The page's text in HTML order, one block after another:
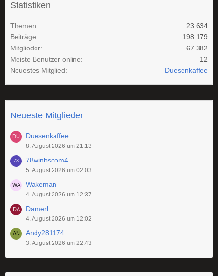
Statistiken
Themen
23.634
Beiträge
198.179
Mitglieder
67.382
Meiste Benutzer online
12
Neuestes Mitglied
Duesenkaffee
Neueste Mitglieder
Duesenkaffee
8. August 2026 um 21:13
78winbscom4
5. August 2026 um 02:03
Wakeman
4. August 2026 um 12:37
Damerl
4. August 2026 um 12:02
Andy281174
3. August 2026 um 22:43